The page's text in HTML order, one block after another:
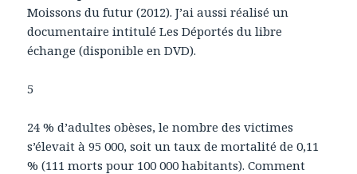
Moissons du futur (2012). J’ai aussi réalisé un
documentaire intitulé Les Déportés du libre
échange (disponible en DVD).
5
24 % d’adultes obèses, le nombre des victimes
s’élevait à 95 000, soit un taux de mortalité de 0,11
% (111 morts pour 100 000 habitants). Comment